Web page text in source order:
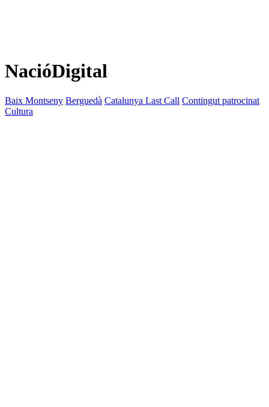
NacióDigital
Baix Montseny Berguedà Catalunya Last Call Contingut patrocinat
Cultura